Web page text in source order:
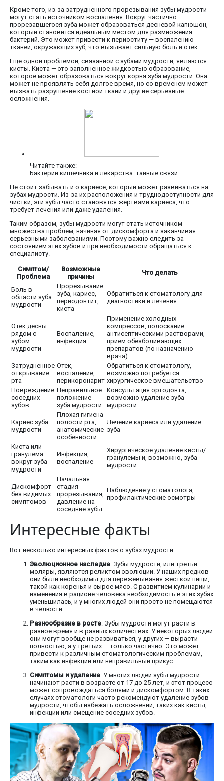
Кроме того, из-за затрудненного прорезывания зубы мудрости
могут стать источником воспаления. Вокруг частично
прорезавшегося зуба может образоваться десневой капюшон,
который становится идеальным местом для размножения
бактерий. Это может привести к периоститу — воспалению
тканей, окружающих зуб, что вызывает сильную боль и отек.
Еще одной проблемой, связанной с зубами мудрости, являются
кисты. Киста — это заполненное жидкостью образование,
которое может образоваться вокруг корня зуба мудрости. Она
может не проявлять себя долгое время, но со временем может
вызвать разрушение костной ткани и другие серьезные
осложнения.
Читайте также:
Бактерии кишечника и лекарства: тайные связи
Не стоит забывать и о кариесе, который может развиваться на
зубах мудрости. Из-за их расположения и труднодоступности для
чистки, эти зубы часто становятся жертвами кариеса, что
требует лечения или даже удаления.
Таким образом, зубы мудрости могут стать источником
множества проблем, начиная от дискомфорта и заканчивая
серьезными заболеваниями. Поэтому важно следить за
состоянием этих зубов и при необходимости обращаться к
специалисту.
Симптом/
Проблема
Возможные
причины
Что делать
Боль в
области зуба
мудрости
Прорезывание
зуба, кариес,
периодонтит,
киста
Обратиться к стоматологу для
диагностики и лечения
Отек десны
рядом с
зубом
мудрости
Воспаление,
инфекция
Применение холодных
компрессов, полоскание
антисептическими растворами,
прием обезболивающих
препаратов (по назначению
врача)
Затрудненное
открывание
рта
Отек,
воспаление,
перикоронарит
Обратиться к стоматологу,
возможно потребуется
хирургическое вмешательство
Повреждение
соседних
зубов
Неправильное
положение
зуба мудрости
Консультация ортодонта,
возможно удаление зуба
мудрости
Кариес зуба
мудрости
Плохая гигиена
полости рта,
анатомические
особенности
Лечение кариеса или удаление
зуба
Киста или
гранулема
вокруг зуба
мудрости
Инфекция,
воспаление
Хирургическое удаление кисты/
гранулемы и, возможно, зуба
мудрости
Дискомфорт
без видимых
симптомов
Начальная
стадия
прорезывания,
давление на
соседние зубы
Наблюдение у стоматолога,
профилактические осмотры
Интересные факты
Вот несколько интересных фактов о зубах мудрости:
Эволюционное наследие: Зубы мудрости, или третьи
моляры, являются реликтом эволюции. У наших предков
они были необходимы для пережевывания жесткой пищи,
такой как коренья и сырое мясо. С развитием кулинарии и
изменения в рационе человека необходимость в этих зубах
уменьшилась, и у многих людей они просто не помещаются
в челюсти.
Разнообразие в росте: Зубы мудрости могут расти в
разное время и в разных количествах. У некоторых людей
они могут вообще не развиваться, у других — вырасти
полностью, а у третьих — только частично. Это может
привести к различным стоматологическим проблемам,
таким как инфекции или неправильный прикус.
Симптомы и удаление: У многих людей зубы мудрости
начинают расти в возрасте от 17 до 25 лет, и этот процесс
может сопровождаться болями и дискомфортом. В таких
случаях стоматологи часто рекомендуют удаление зубов
мудрости, чтобы избежать осложнений, таких как кисты,
инфекции или смещение соседних зубов.